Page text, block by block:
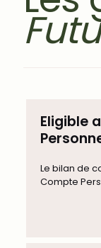
Eligible
Le bilan de
Compte